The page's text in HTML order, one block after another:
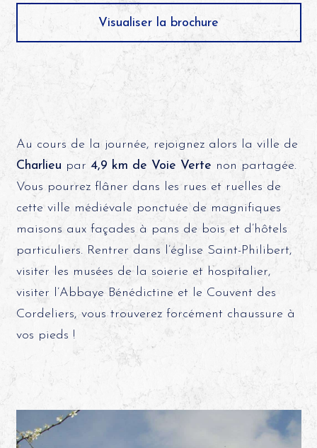
Visualiser la brochure
Au cours de la journée, rejoignez alors la ville de
Charlieu par 4,9 km de Voie Verte non partagée.
Vous pourrez flâner dans les rues et ruelles de
cette ville médiévale ponctuée de magnifiques
maisons aux façades à pans de bois et d’hôtels
particuliers. Rentrer dans l’église Saint-Philibert,
visiter les musées de la soierie et hospitalier,
visiter l’Abbaye Bénédictine et le Couvent des
Cordeliers, vous trouverez forcément chaussure à
vos pieds !